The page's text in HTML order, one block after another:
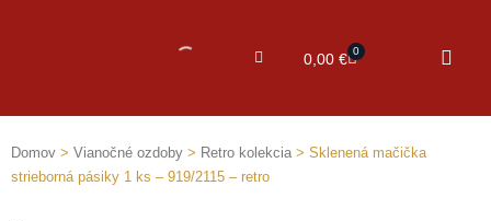
0,00€ 0
Cart
Domov > Vianočné ozdoby > Retro kolekcia > Sklenená mačička
strieborná pásiky 1 ks – 919/2115 – retro